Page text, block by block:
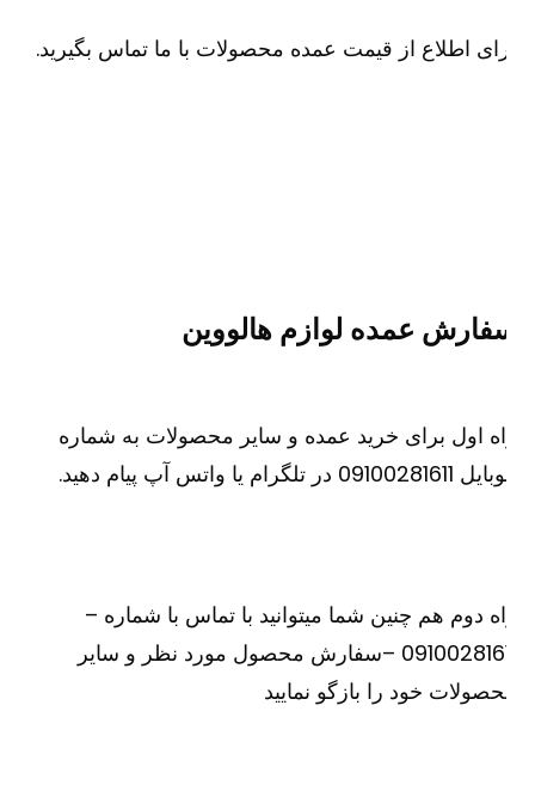
اطلاع از قیمت عمده محصولات با ما تماس بگیرید.
عمده لوازم هالووین
اول برای خرید عمده و سایر محصولات به شماره
در تلگرام یا واتس آپ پیام دهید.
دوم هم چنین شما میتوانید با تماس با شماره –
09100281611 –سفارش محصول مورد نظر و سایر
خود را بازگو نمایید